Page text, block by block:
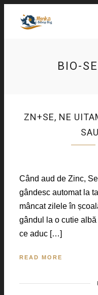
BIO-
ZN+SE, NE
Când aud de Zinc,
gândesc automat la
mâncat zilele în
gândul la o cutie
ce aduc […]
READ MORE